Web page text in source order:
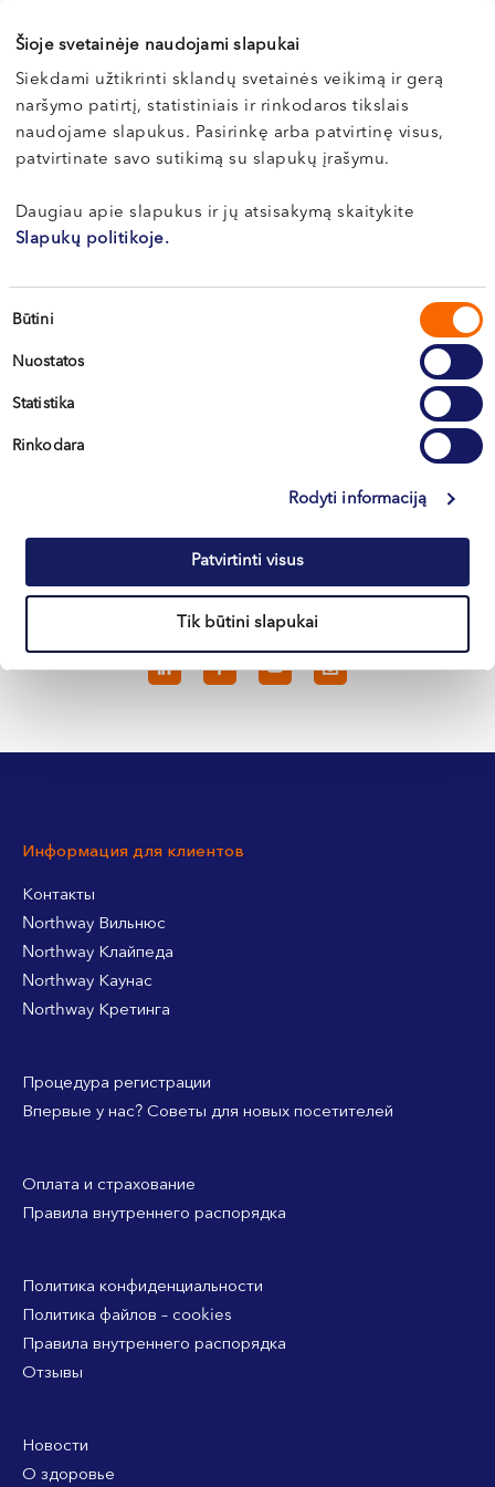
Šioje svetainėje naudojami slapukai
Siekdami užtikrinti sklandų svetainės veikimą ir gerą
naršymo patirtį, statistiniais ir rinkodaros tikslais
naudojame slapukus. Pasirinkę arba patvirtinę visus,
patvirtinate savo sutikimą su slapukų įrašymu.
Daugiau apie slapukus ir jų atsisakymą skaitykite
Slapukų politikoje.
Sutikimo
Būtini
Nuostatos
Statistika
Rinkodara
Rodyti informaciją
Patvirtinti visus
Tik būtini slapukai
Э-РЕГИСТРАЦИЯ
Вильнюс
Каунас
+370 633 30 303
Информация для клиентов
Контакты
Northway Вильнюс
Northway Клайпеда
Northway Каунас
Northway Кретинга
Процедура регистрации
Впервые у нас? Советы для новых посетителей
Оплата и страхование
Правила внутреннего распорядка
Политика конфиденциальности
Политика файлов – cookies
Правила внутреннего распорядка
Отзывы
Новости
О здоровье